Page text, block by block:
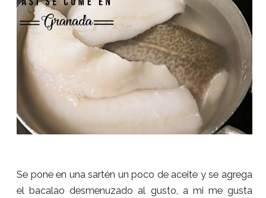
Se pone en una sartén un poco de aceite y se agrega
el bacalao desmenuzado al gusto, a mi me gusta